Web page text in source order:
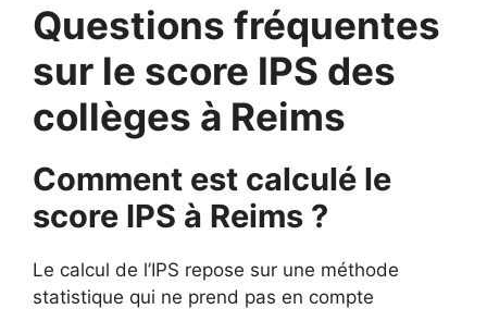
Questions fréquentes
sur le score IPS des
collèges à Reims
Comment est calculé le
score IPS à Reims ?
Le calcul de l’IPS repose sur une méthode
statistique qui ne prend pas en compte